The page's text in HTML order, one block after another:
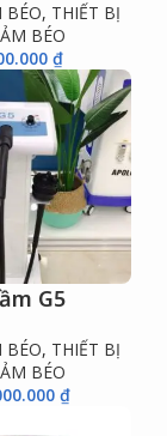
BÉO, THIẾT BỊ
BÉO
₫
G5
BÉO, THIẾT BỊ
BÉO
₫